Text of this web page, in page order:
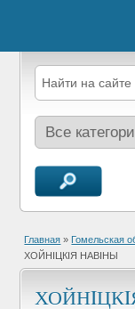
Главная » Гомельская
ХОЙНIЦКIЯ НАВIНЫ